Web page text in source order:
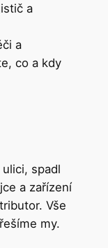
a
a
co a kdy
spadl
a zařízení
Vše
my.